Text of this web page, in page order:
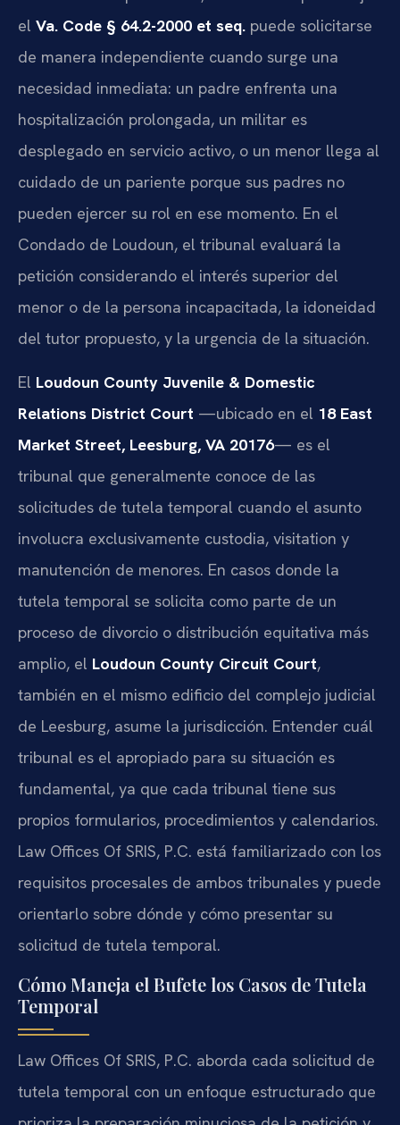
el Va. Code § 64.2-2000 et seq. puede solicitarse
de manera independiente cuando surge una
necesidad inmediata: un padre enfrenta una
hospitalización prolongada, un militar es
desplegado en servicio activo, o un menor llega al
cuidado de un pariente porque sus padres no
pueden ejercer su rol en ese momento. En el
Condado de Loudoun, el tribunal evaluará la
petición considerando el interés superior del
menor o de la persona incapacitada, la idoneidad
del tutor propuesto, y la urgencia de la situación.
El Loudoun County Juvenile & Domestic
Relations District Court —ubicado en el 18 East
Market Street, Leesburg, VA 20176— es el
tribunal que generalmente conoce de las
solicitudes de tutela temporal cuando el asunto
involucra exclusivamente custodia, visitation y
manutención de menores. En casos donde la
tutela temporal se solicita como parte de un
proceso de divorcio o distribución equitativa más
amplio, el Loudoun County Circuit Court,
también en el mismo edificio del complejo judicial
de Leesburg, asume la jurisdicción. Entender cuál
tribunal es el apropiado para su situación es
fundamental, ya que cada tribunal tiene sus
propios formularios, procedimientos y calendarios.
Law Offices Of SRIS, P.C. está familiarizado con los
requisitos procesales de ambos tribunales y puede
orientarlo sobre dónde y cómo presentar su
solicitud de tutela temporal.
Cómo Maneja el Bufete los Casos de Tutela
Temporal
Law Offices Of SRIS, P.C. aborda cada solicitud de
tutela temporal con un enfoque estructurado que